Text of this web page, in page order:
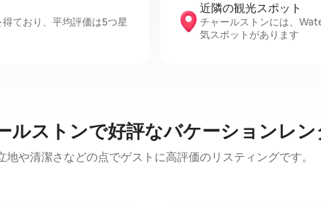
ており、平均評価は5つ星
近隣の観光ス⁠ポ⁠ッ⁠ト
チャールストンには、
気スポットがあります
ルストンで好評なバケーションレ
地や清潔さなどの点でゲストに高評価のリスティングです。